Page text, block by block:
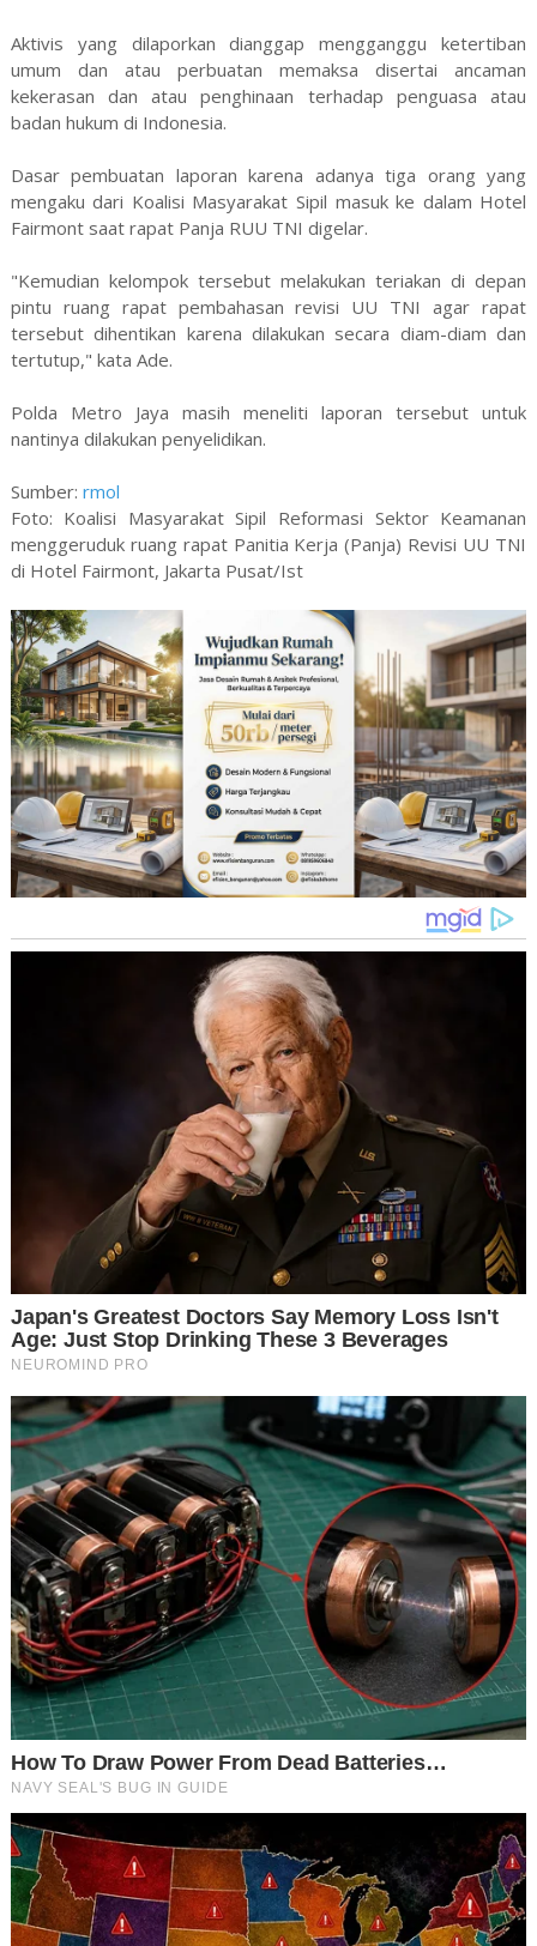
Aktivis yang dilaporkan dianggap mengganggu ketertiban
umum dan atau perbuatan memaksa disertai ancaman
kekerasan dan atau penghinaan terhadap penguasa atau
badan hukum di Indonesia.
Dasar pembuatan laporan karena adanya tiga orang yang
mengaku dari Koalisi Masyarakat Sipil masuk ke dalam Hotel
Fairmont saat rapat Panja RUU TNI digelar.
"Kemudian kelompok tersebut melakukan teriakan di depan
pintu ruang rapat pembahasan revisi UU TNI agar rapat
tersebut dihentikan karena dilakukan secara diam-diam dan
tertutup," kata Ade.
Polda Metro Jaya masih meneliti laporan tersebut untuk
nantinya dilakukan penyelidikan.
Sumber: rmol
Foto: Koalisi Masyarakat Sipil Reformasi Sektor Keamanan
menggeruduk ruang rapat Panitia Kerja (Panja) Revisi UU TNI
di Hotel Fairmont, Jakarta Pusat/Ist